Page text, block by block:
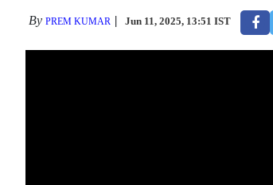
By PREM KUMAR Jun 11, 2025, 13:51 IST